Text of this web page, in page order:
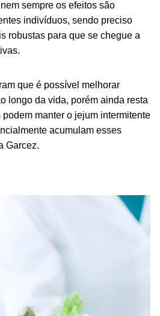
sempre os efeitos são
indivíduos, sendo preciso
robustas para que se chegue a
.
que é possível melhorar
longo da vida, porém ainda resta
manter o jejum intermitente
acumulam esses
Garcez.